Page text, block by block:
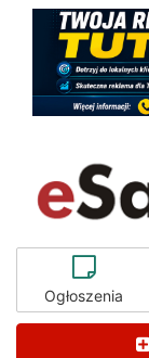
Ogłoszenia